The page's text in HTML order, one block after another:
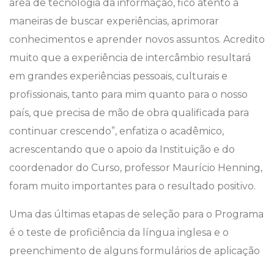
área de tecnologia da informação, fico atento a
maneiras de buscar experiências, aprimorar
conhecimentos e aprender novos assuntos. Acredito
muito que a experiência de intercâmbio resultará
em grandes experiências pessoais, culturais e
profissionais, tanto para mim quanto para o nosso
país, que precisa de mão de obra qualificada para
continuar crescendo”, enfatiza o acadêmico,
acrescentando que o apoio da Instituição e do
coordenador do Curso, professor Maurício Henning,
foram muito importantes para o resultado positivo.
Uma das últimas etapas de seleção para o Programa
é o teste de proficiência da língua inglesa e o
preenchimento de alguns formulários de aplicação